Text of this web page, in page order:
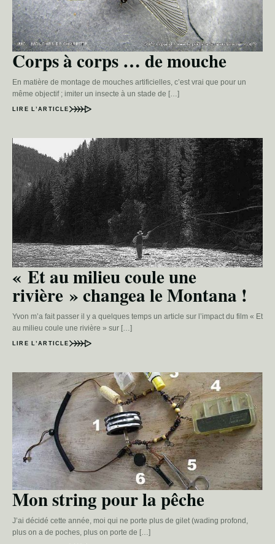
Corps à corps … de mouche
En matière de montage de mouches artificielles, c’est vrai que pour un
même objectif ; imiter un insecte à un stade de […]
LIRE L’ARTICLE
« Et au milieu coule une
rivière » changea le Montana !
Yvon m’a fait passer il y a quelques temps un article sur l’impact du film « Et
au milieu coule une rivière » sur […]
LIRE L’ARTICLE
Mon string pour la pêche
J’ai décidé cette année, moi qui ne porte plus de gilet (wading profond,
plus on a de poches, plus on porte de […]